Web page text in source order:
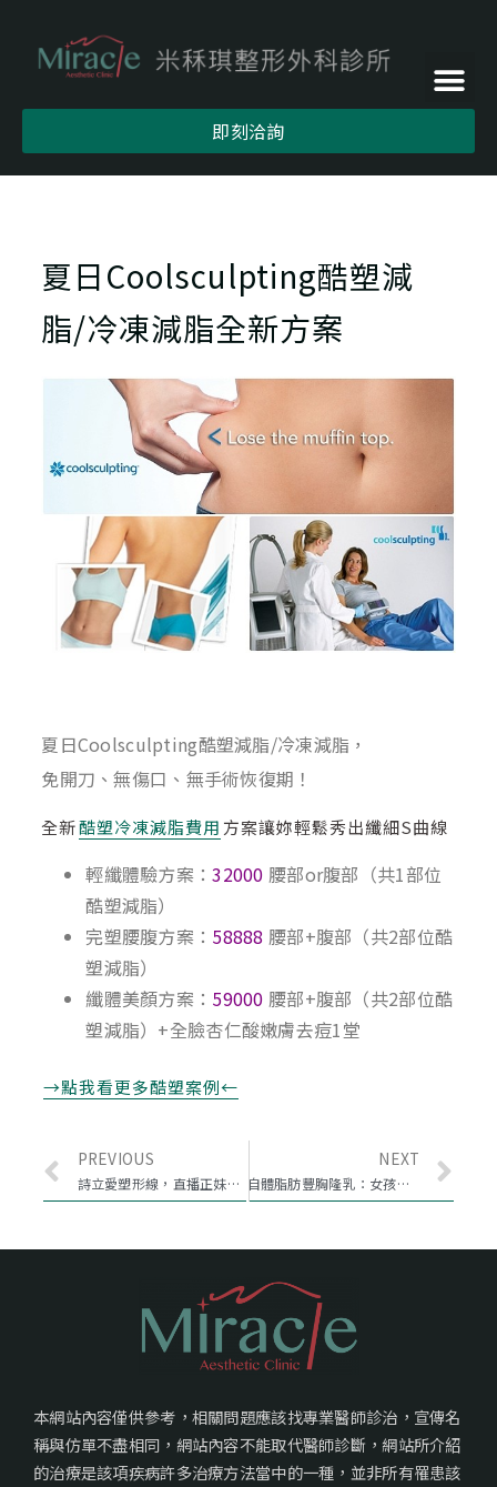
即刻洽詢
夏日Coolsculpting酷塑減
脂/冷凍減脂全新方案
夏日Coolsculpting酷塑減脂/冷凍減脂，
免開刀、無傷口、無手術恢復期！
全新酷塑冷凍減脂費用 方案讓妳輕鬆秀出纖細S曲線
輕纖體驗方案：32000 腰部or腹部（共1部位
酷塑減脂）
完塑腰腹方案： 58888 腰部+腹部（共2部位酷
塑減脂）
纖體美顏方案： 59000 腰部+腹部（共2部位酷
塑減脂）+全臉杏仁酸嫩膚去痘1堂
→點我看更多酷塑案例←
PREVIOUS
詩立愛塑形線，直播正妹寧寧緊實鬆弛臉頰
NEXT
自體脂肪豐胸隆乳：女孩大腿抽脂轉移勇敢蛻變
本網站內容僅供參考，相關問題應該找專業醫師診治，宣傳名
稱與仿單不盡相同，網站內容不能取代醫師診斷，網站所介紹
的治療是該項疾病許多治療方法當中的一種，並非所有罹患該